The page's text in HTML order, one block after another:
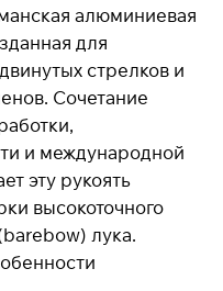
алюминиевая
для
стрелков и
Сочетание
и международной
эту рукоять
высокоточного
лука.
25
51